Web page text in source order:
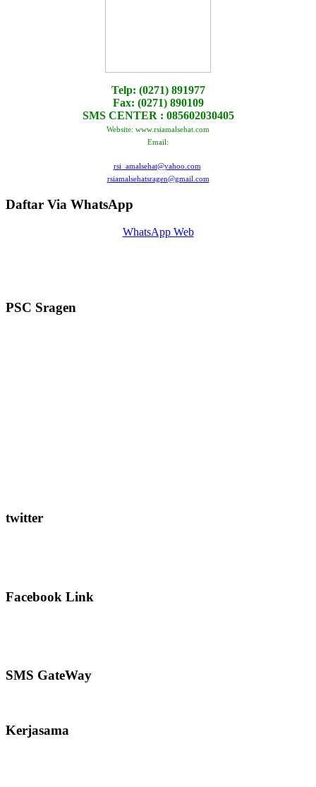
Telp: (0271) 891977
Fax: (0271) 890109
SMS CENTER : 085602030405
Website: www.rsiamalsehat.com
Email:
rsi_amalsehat@yahoo.com
rsiamalsehatsragen@gmail.com
Daftar Via WhatsApp
WhatsApp Web
PSC Sragen
twitter
Facebook Link
SMS GateWay
Kerjasama